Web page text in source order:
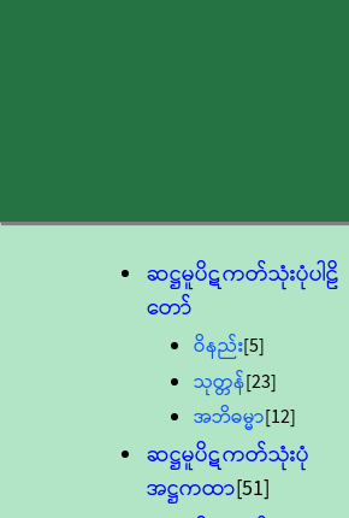
ဆဋ္ဌမူပိဋကတ်သုံးပုံပါဠိ
တော်
ဝိနည်း[5]
သုတ္တန်[23]
အဘိဓမ္မာ[12]
ဆဋ္ဌမူပိဋကတ်သုံးပုံ
အဋ္ဌကထာ[51]